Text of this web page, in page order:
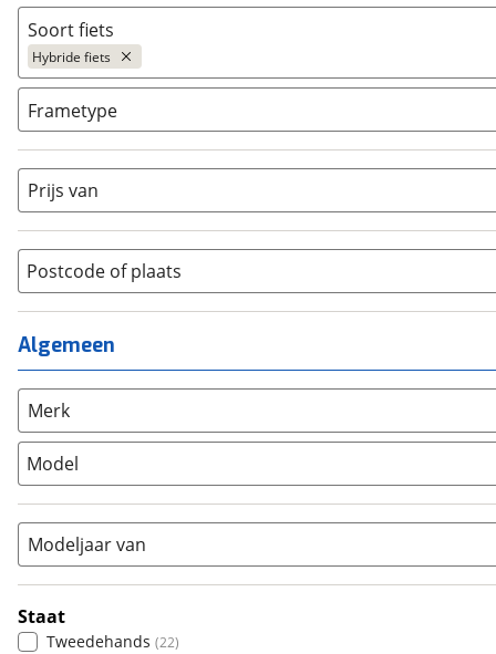
Ja, E-bike (4)
Ja, High-speed (0)
Soort fiets
Hybride fiets
BMX / Freestyle fiets (0)
Cruiserfiets
Jeugdfiets (0)
Kinderfiets (0)
Ligfiets (0)
Mountainbike
Overig (2)
Racefiets
Stadsfiets (47)
Tandem
Vouwfiets (0)
Frametype
Dames (7)
Dames monotube
Heren (19)
Jongens
Lage instap (0)
Meisjes
Prijs van
Postcode of plaats
Algemeen
Merk
Model
Modeljaar van
Staat
Tweedehands (22)